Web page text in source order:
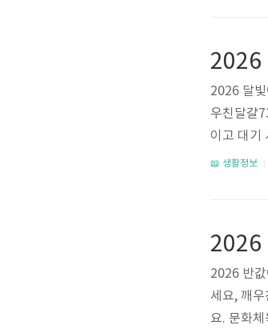
2026 달
우친달걀
이고 대기
로 달빛어
4~5월 순
📖 생활정보
2026 반
세요, 깨
요. 문화